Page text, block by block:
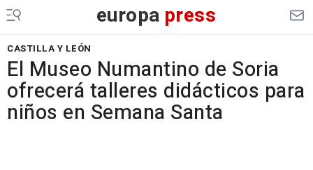
europa press
CASTILLA Y LEÓN
El Museo Numantino de Soria
ofrecerá talleres didácticos para
niños en Semana Santa